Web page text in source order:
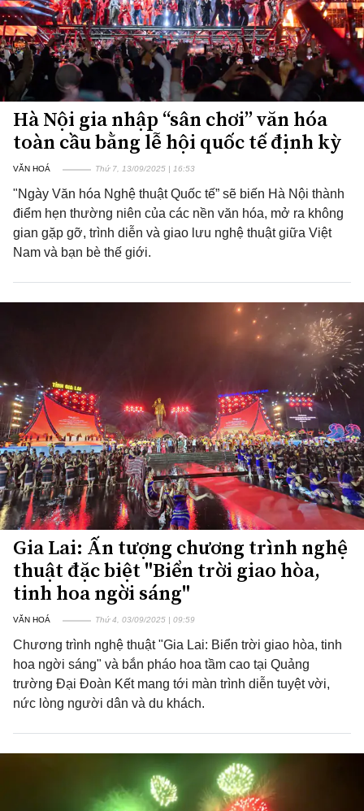
Hà Nội gia nhập “sân chơi” văn hóa
toàn cầu bằng lễ hội quốc tế định kỳ
VĂN HOÁ Thứ 7, 13/09/2025 | 16:53
"Ngày Văn hóa Nghệ thuật Quốc tế” sẽ biến Hà Nội thành
điểm hẹn thường niên của các nền văn hóa, mở ra không
gian gặp gỡ, trình diễn và giao lưu nghệ thuật giữa Việt
Nam và bạn bè thế giới.
Gia Lai: Ấn tượng chương trình nghệ
thuật đặc biệt "Biển trời giao hòa,
tinh hoa ngời sáng"
VĂN HOÁ Thứ 4, 03/09/2025 | 09:59
Chương trình nghệ thuật "Gia Lai: Biển trời giao hòa, tinh
hoa ngời sáng" và bắn pháo hoa tầm cao tại Quảng
trường Đại Đoàn Kết mang tới màn trình diễn tuyệt vời,
nức lòng người dân và du khách.